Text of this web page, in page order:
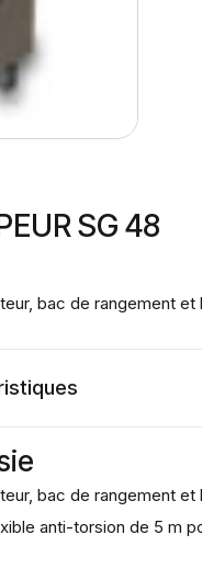
SG 48
bac de rangement
bac de rangement
anti-torsion de 5
usages